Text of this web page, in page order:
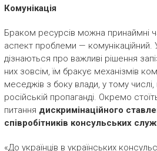
Комунікація
Браком ресурсів можна принаймні
аспект проблеми — комунікаційний.
дізнаються про важливі рішення
них зовсім, їм бракує механізмів
меседжів з боку влади, у тому
російській пропаганді. Окремо
питання дискримінаційного
співробітників консульських
«До українців в українських